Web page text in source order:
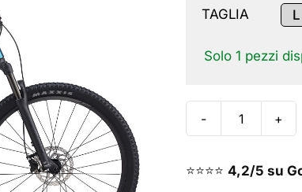
TAGLIA L
Solo 1 pezzi
Giant
E+
⭐⭐⭐⭐4,2/5 su